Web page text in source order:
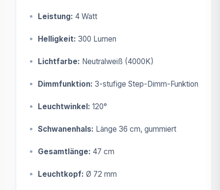
Leistung: 4 Watt
Helligkeit: 300 Lumen
Lichtfarbe: Neutralweiß (4000K)
Dimmfunktion: 3-stufige Step-Dimm-Funktion
Leuchtwinkel: 120°
Schwanenhals: Länge 36 cm, gummiert
Gesamtlänge: 47 cm
Leuchtkopf: Ø 72 mm